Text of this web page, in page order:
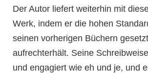
Der Autor liefert weiterhin mit
Werk, indem er die hohen
seinen vorherigen Büchern
aufrechterhält. Seine
und engagiert wie eh und je, und